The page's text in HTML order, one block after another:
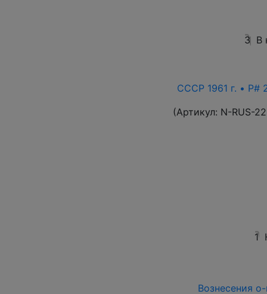
3 В
СССР 1961 г. • P#
(Артикул: N-RUS-
1
Вознесения